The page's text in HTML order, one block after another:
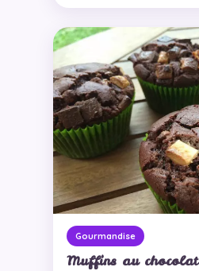
Gourmandise
Muffins au chocolat